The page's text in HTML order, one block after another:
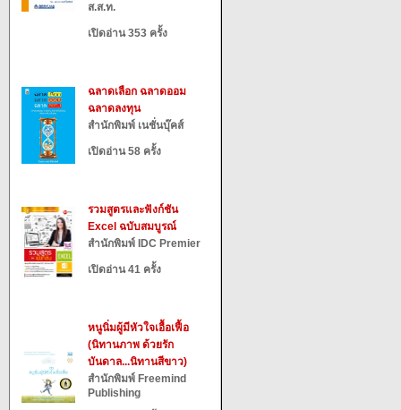
ส.ส.ท.
เปิดอ่าน 353 ครั้ง
ฉลาดเลือก ฉลาดออม
ฉลาดลงทุน
สำนักพิมพ์ เนชั่นบุ๊คส์
เปิดอ่าน 58 ครั้ง
รวมสูตรและฟังก์ชัน
Excel ฉบับสมบูรณ์
สำนักพิมพ์ IDC Premier
เปิดอ่าน 41 ครั้ง
หนูนิ่มผู้มีหัวใจเอื้อเฟื้อ
(นิทานภาพ ด้วยรัก
บันดาล...นิทานสีขาว)
สำนักพิมพ์ Freemind
Publishing